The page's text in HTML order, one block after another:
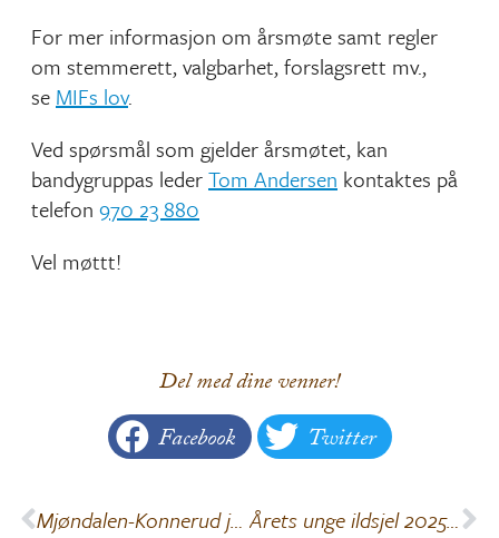
For mer informasjon om årsmøte samt regler
om stemmerett, valgbarhet, forslagsrett mv.,
se MIFs lov.
Ved spørsmål som gjelder årsmøtet, kan
bandygruppas lederTom Andersen kontaktes på
telefon 970 23 880
Vel møttt!
Del med dine venner!
Facebook Twitter
Mjøndalen-Konnerud juniorlag seriemestre 2025/2026 Årets unge ildsjel 2025 – Mathilde Gommerud